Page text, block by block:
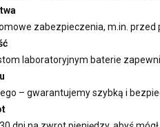
zabezpieczenia, m.in.
laboratoryjnym baterie
– gwarantujemy szybką i